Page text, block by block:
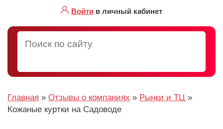
Войти в личный кабинет
Главная » Отзывы о компаниях » Рынки и ТЦ »
Кожаные куртки на Садоводе